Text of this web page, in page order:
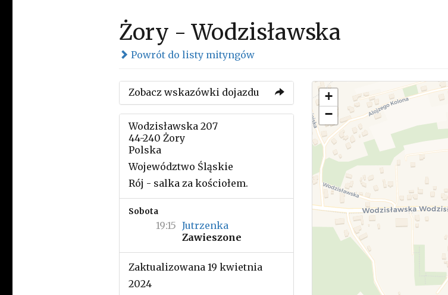
Żory - Wodzisławska
Powrót do listy mityngów
Zobacz wskazówki dojazdu
Wodzisławska 207
44-240 Żory
Polska
Województwo Śląskie
Rój - salka za kościołem.
Sobota
19:15 Jutrzenka
Zawieszone
Zaktualizowana 19 kwietnia
2024
+
−